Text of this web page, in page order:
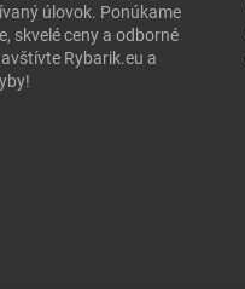
úlovok. Ponúkame
skvelé ceny a odborné
Rybarik.eu a